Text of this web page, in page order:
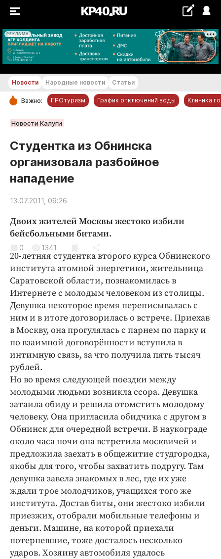
РЕКЛАМА
+28...+29 °С
РУБРИКИ
Новости компаний
Статьи
Народные новости
Авто и транспорт
Криминал
Культура
Недвижимость и ЖКХ
Образование
Погода
Праздники
Происшествия
Спорт
Экономика и бизнес
ПРОЕКТЫ
Блоги
Издания
Медиаперсона
Интересное чтиво
Бренд года
Работодатель года
Новости Народные новости Статьи
Важно: ПРОтуризм График отключений воды Клиника
Новости Калуги
Студентка из Обнинска
организовала разбойное
нападение
13.07.2011, 09:26
Двоих жителей Москвы жестоко избили
бейсбольными битами.
0 1341
20-летняя студентка второго курса Обнинского
института атомной энергетики, жительница
Саратовской области, познакомилась в
Интернете с молодым человеком из столицы.
Девушка некоторое время переписывалась с
ним и в итоге договорилась о встрече. Приехав
в Москву, она прогулялась с парнем по парку и
по взаимной договорённости вступила в
интимную связь, за что получила пять тысяч
рублей.
Но во время следующей поездки между
молодыми людьми возникла ссора. Девушка
затаила обиду и решила отомстить молодому
человеку. Она пригласила обидчика с другом в
Обнинск для очередной встречи. В наукограде
около часа ночи она встретила москвичей и
предложила заехать в общежитие студгородка,
якобы для того, чтобы захватить подругу. Там
девушка завела знакомых в лес, где их уже
ждали трое молодчиков, учащихся того же
института. Достав биты, они жестоко избили
приезжих, отобрали мобильные телефоны и
деньги. Машине, на которой приехали
потерпевшие, тоже досталось несколько
ударов. Хозяину автомобиля удалось